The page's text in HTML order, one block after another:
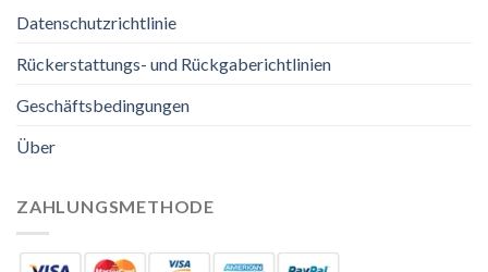
Datenschutzrichtlinie
Rückerstattungs- und Rückgaberichtlinien
Geschäftsbedingungen
Über
ZAHLUNGSMETHODE